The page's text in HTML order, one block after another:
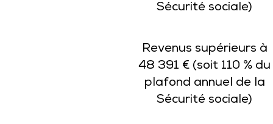
Sécurité sociale)
Revenus supérieurs à
48 391 € (soit 110 % du
plafond annuel de la
Sécurité sociale)